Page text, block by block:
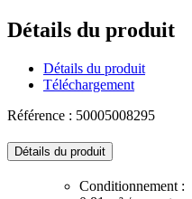
Détails du produit
Détails du produit
Téléchargement
Référence : 50005008295
Détails du produit
Conditionnement :